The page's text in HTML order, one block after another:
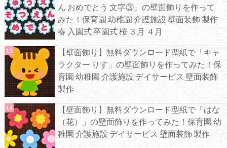
ん おめでとう 文字③」の壁面飾りを作って
みた！保育園 幼稚園 介護施設 壁面装飾 製作
春 入園式 卒園式 桜 ３月 ４月
【壁面飾り】無料ダウンロード型紙で「キャ
ラクター りす」の壁面飾りを作ってみた！保
育園 幼稚園 介護施設 デイサービス 壁面装飾
製作
【壁面飾り】無料ダウンロード型紙で「はな
（花）」の壁面飾りを作ってみた！保育園 幼
稚園 介護施設 デイサービス 壁面装飾 製作